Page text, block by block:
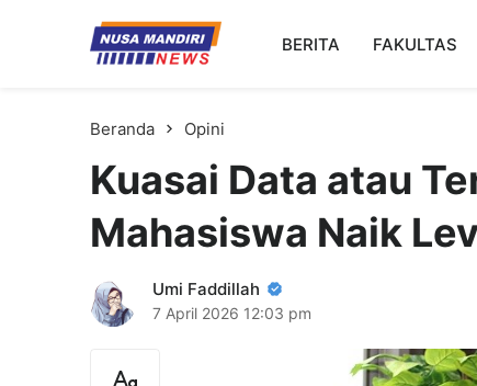
Kampus Digital Bisnis
Universitas Nusa Mandiri
BERITA FAKULTAS
Beranda Opini
Kuasai Data atau
Mahasiswa Naik
Umi Faddillah
7 April 2026 12:03 pm